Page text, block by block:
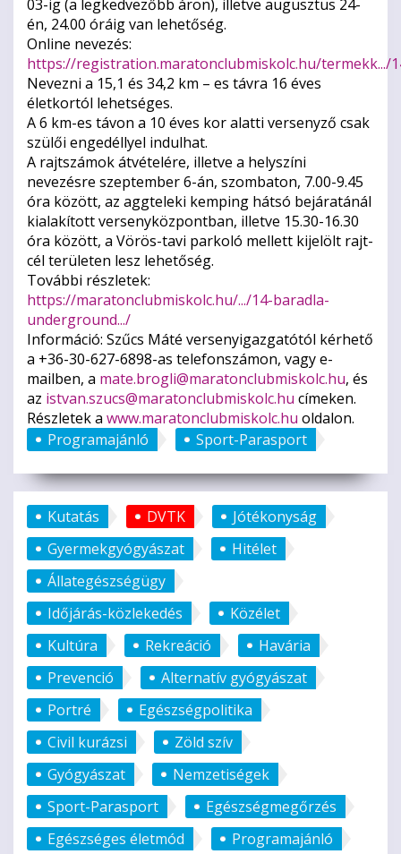
03-ig (a legkedvezőbb áron), illetve augusztus 24-
én, 24.00 óráig van lehetőség.
Online nevezés:
https://registration.maratonclubmiskolc.hu/termekk.../
Nevezni a 15,1 és 34,2 km – es távra 16 éves
életkortól lehetséges.
A 6 km-es távon a 10 éves kor alatti versenyző csak
szülői engedéllyel indulhat.
A rajtszámok átvételére, illetve a helyszíni
nevezésre szeptember 6-án, szombaton, 7.00-9.45
óra között, az aggteleki kemping hátsó bejáratánál
kialakított versenyközpontban, illetve 15.30-16.30
óra között, a Vörös-tavi parkoló mellett kijelölt rajt-
cél területen lesz lehetőség.
További részletek:
https://maratonclubmiskolc.hu/.../14-baradla-
underground.../
Információ: Szűcs Máté versenyigazgatótól kérhető
a +36-30-627-6898-as telefonszámon, vagy e-
mailben, a mate.brogli@maratonclubmiskolc.hu, és
az istvan.szucs@maratonclubmiskolc.hu címeken.
Részletek a www.maratonclubmiskolc.hu oldalon.
Programajánló
Sport-Parasport
Kutatás DVTK
Jótékonyság
Gyermekgyógyászat
Hitélet
Állategészségügy
Időjárás-közlekedés
Közélet
Kultúra
Rekreáció
Havária
Prevenció
Alternatív gyógyászat
Portré
Egészségpolitika
Civil kurázsi
Zöld szív
Gyógyászat
Nemzetiségek
Sport-Parasport
Egészségmegőrzés
Egészséges életmód
Programajánló